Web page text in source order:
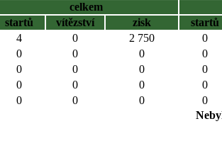
celkem
startů
vítězství zisk
startů
4 0 2 750
0
0 0 0
0
0 0 0
0
0 0 0
0
0 0 0
0